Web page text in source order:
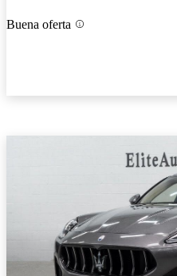
Buena oferta